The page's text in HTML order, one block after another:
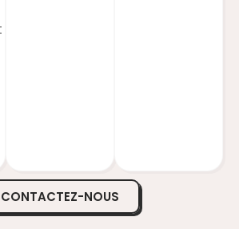
CONTACTEZ-NOUS